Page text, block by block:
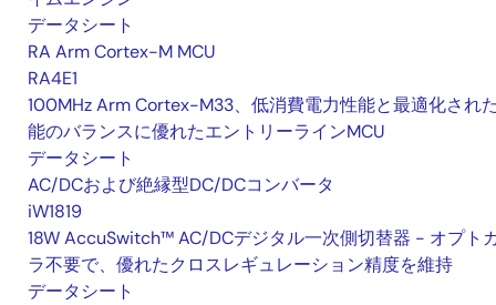
データシート
RA Arm Cortex-M MCU
RA4E1
100MHz Arm Cortex-M33、低消費電力性能と最適化され
能のバランスに優れたエントリーラインMCU
データシート
AC/DCおよび絶縁型DC/DCコンバータ
iW1819
18W AccuSwitch™ AC/DCデジタル一次側切替器 - オプト
ラ不要で、優れたクロスレギュレーション精度を維持
データシート